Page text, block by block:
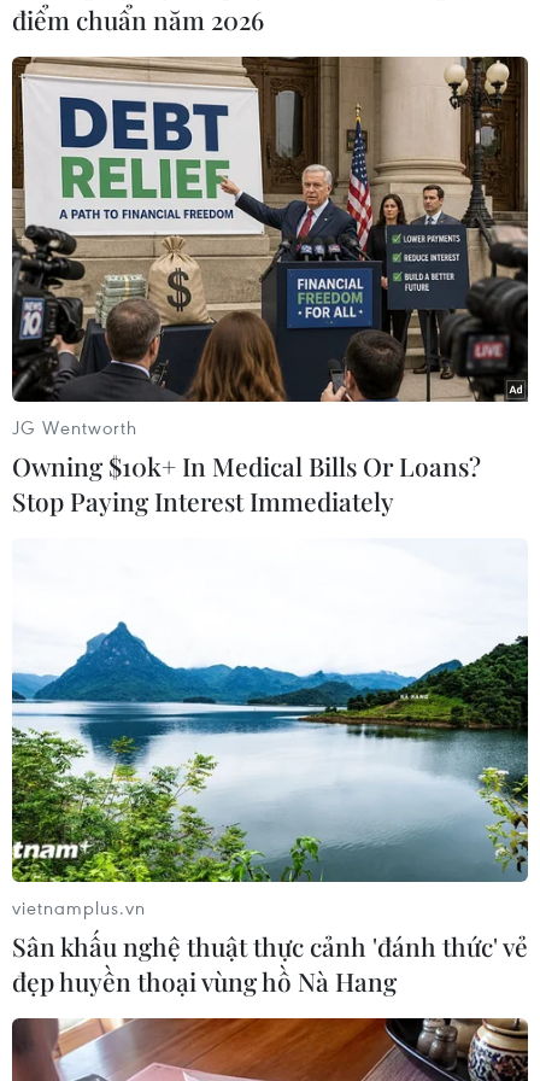
thắng trong cuộc bầu cử
sơ bộ tại Iowa
Các hãng truyền thông lớn của Mỹ dẫn kết quả
kiểm khoảng 99% số phiếu cho thấy ông Donald
Trump đang dẫn đầu với khoảng 51% số phiếu
trong cuộc bầu cử sơ bộ ở bang Iowa.
(TTXVN/Vietnam+)
#Donald Trump #Bầu cử Mỹ
#Đảng Cộng hòa
Mỹ
BẦU CỬ TỔNG THỐNG MỸ 2024
điểm chuẩn năm 2026
JG Wentworth
Owning $10k+ In Medical Bills Or Loans?
Stop Paying Interest Immediately
vietnamplus.vn
Sân khấu nghệ thuật thực cảnh 'đánh thức' vẻ
đẹp huyền thoại vùng hồ Nà Hang